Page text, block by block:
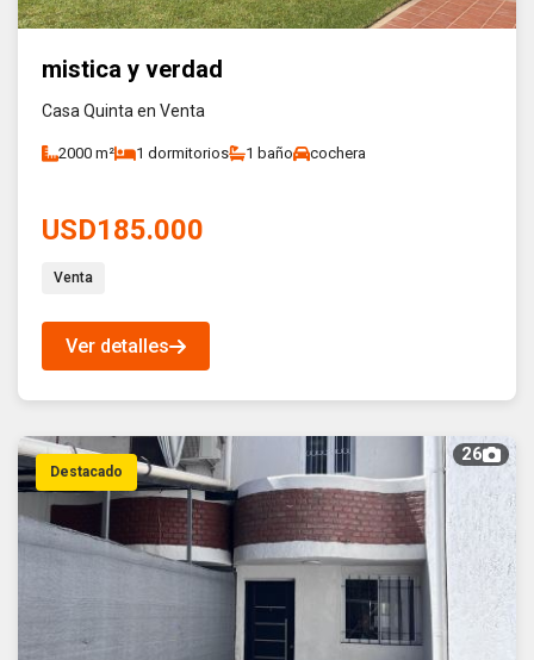
mistica y verdad
Casa Quinta en Venta
2000 m² 1 dormitorios 1 baño cochera
USD185.000
Venta
Ver detalles
Destacado
26